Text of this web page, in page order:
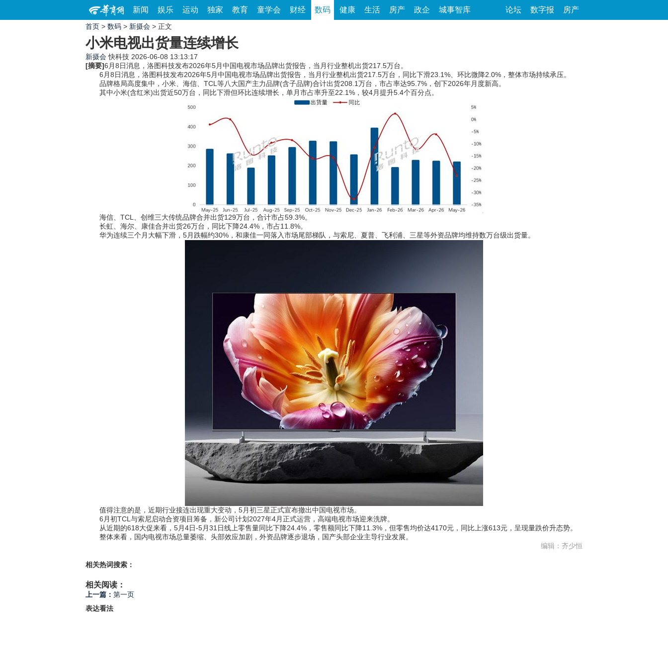
新闻 娱乐 运动 独家 教育 童学会 财经 数码 健康 生活 房产 政企 城事智库 论坛 数字报 房产
首页 > 数码 > 新摄会 > 正文
小米电视出货量连续增长
新摄会 快科技 2026-06-08 13:13:17
[摘要]6月8日消息，洛图科技发布2026年5月中国电视市场品牌出货报告，当月行业整机出货217.5万台。
6月8日消息，洛图科技发布2026年5月中国电视市场品牌出货报告，当月行业整机出货217.5万台，同比下滑23.1%、环比微降2.0%，整体市场持续承压。
品牌格局高度集中，小米、海信、TCL等八大国产主力品牌(含子品牌)合计出货208.1万台，市占率达95.7%，创下2026年月度新高。
其中小米(含红米)出货近50万台，同比下滑但环比连续增长，单月市占率升至22.1%，较4月提升5.4个百分点。
海信、TCL、创维三大传统品牌合并出货129万台，合计市占59.3%。
长虹、海尔、康佳合并出货26万台，同比下降24.4%，市占11.8%。
华为连续三个月大幅下滑，5月跌幅约30%，和康佳一同落入市场尾部梯队，与索尼、夏普、飞利浦、三星等外资品牌均维持数万台级出货量。
值得注意的是，近期行业接连出现重大变动，5月初三星正式宣布撤出中国电视市场。
6月初TCL与索尼启动合资项目筹备，新公司计划2027年4月正式运营，高端电视市场迎来洗牌。
从近期的618大促来看，5月4日-5月31日线上零售量同比下降24.4%，零售额同比下降11.3%，但零售均价达4170元，同比上涨613元，呈现量跌价升态势。
整体来看，国内电视市场总量萎缩、头部效应加剧，外资品牌逐步退场，国产头部企业主导行业发展。
编辑：齐少恒
相关热词搜索：
相关阅读：
上一篇： 第一页
表达看法